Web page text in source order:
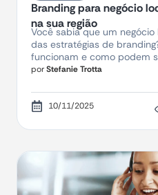
Branding para negócio
na sua região
Você sabia que um
das estratégias de
funcionam e como podem
porStefanie Trotta
10/11/2025